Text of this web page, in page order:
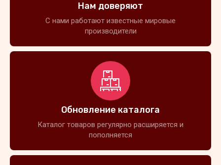
Нам доверяют
С нами работают известные мировые
производители
Обновление каталога
Каталог товаров регулярно расширяется и
пополняется